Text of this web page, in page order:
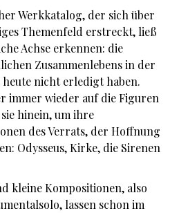
Werkkatalog, der sich über
Themenfeld erstreckt, ließ
Achse erkennen: die
Zusammenlebens in der
nicht erledigt haben.
immer wieder auf die Figuren
hinein, um ihre
des Verrats, der Hoffnung
Odysseus, Kirke, die Sirenen
kleine Kompositionen, also
lassen schon im